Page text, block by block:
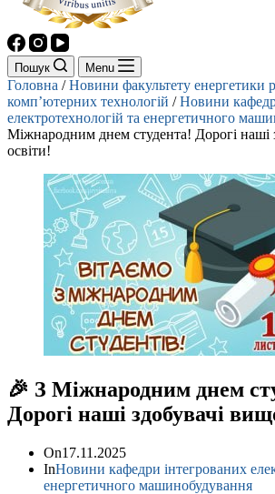
Пошук Menu
Головна /Новини факультету енергетики
комп’ютерних технологій /Новини
електротехнологій та енергетичного
Міжнародним днем студента! Дорогі наші
освіти!
🎉 З Міжнародним днем
Дорогі наші здобувачі
On17.11.2025
InНовини кафедри інтегрованих
енергетичного машинобудування